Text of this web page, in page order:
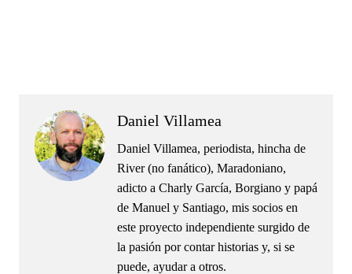
Daniel Villamea
Daniel Villamea, periodista, hincha de
River (no fanático), Maradoniano,
adicto a Charly García, Borgiano y papá
de Manuel y Santiago, mis socios en
este proyecto independiente surgido de
la pasión por contar historias y, si se
puede, ayudar a otros.